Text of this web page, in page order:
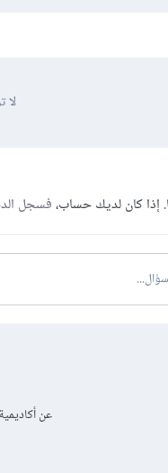
إذا كان لديك حساب،فسجل
عن